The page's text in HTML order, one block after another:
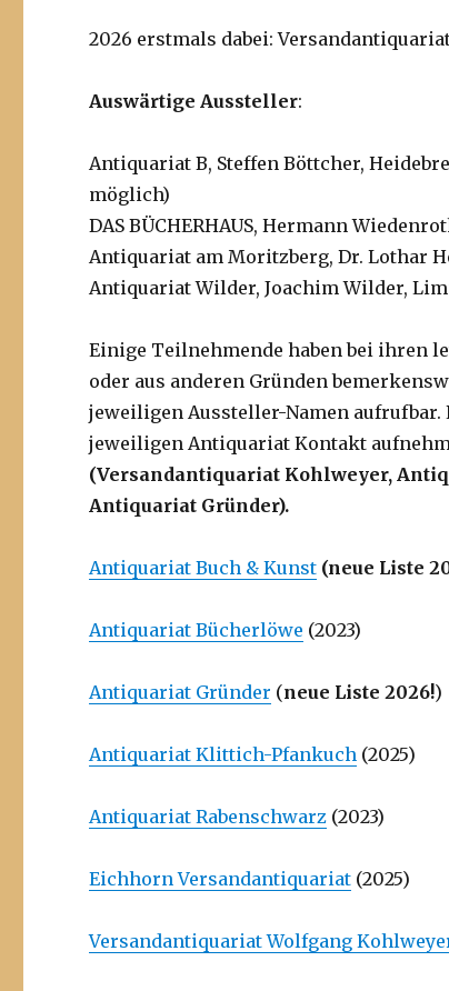
2026 erstmals dabei:
Auswärtige Aussteller:
Antiquariat B, Steffen Böttcher,
möglich)
DAS BÜCHERHAUS, Hermann
Antiquariat am Moritzberg, Dr. Lothar
Antiquariat Wilder, Joachim Wilder,
Einige Teilnehmende haben bei ihren
oder aus anderen Gründen
jeweiligen Aussteller-Namen
jeweiligen Antiquariat Kontakt
(Versandantiquariat Kohlweyer,
Antiquariat Gründer).
Antiquariat Buch & Kunst (neue Liste
Antiquariat Bücherlöwe (2023)
Antiquariat Gründer (neue Liste 2026!)
Antiquariat Klittich-Pfankuch (2025)
Antiquariat Rabenschwarz (2023)
Eichhorn Versandantiquariat (2025)
Versandantiquariat Wolfgang